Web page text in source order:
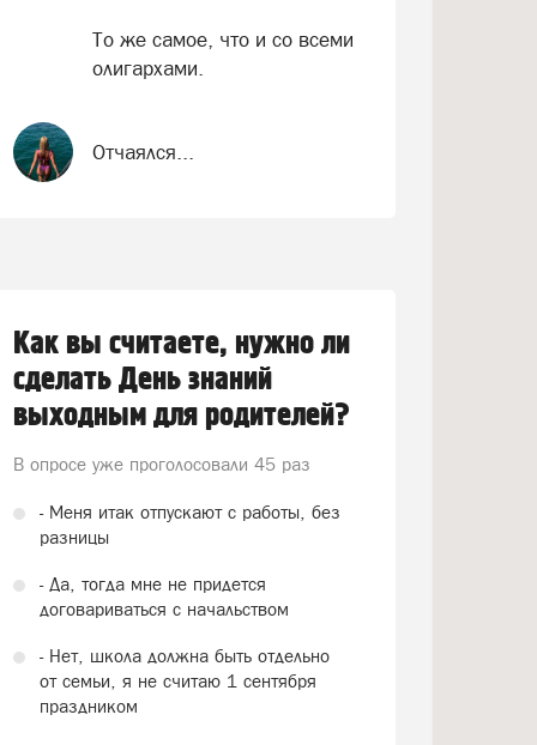
То же самое, что и со всеми
олигархами.
Отчаялся...
Как вы считаете, нужно ли
сделать День знаний
выходным для родителей?
В опросе уже проголосовали 45 раз
- Меня итак отпускают с работы, без
разницы
- Да, тогда мне не придется
договариваться с начальством
- Нет, школа должна быть отдельно
от семьи, я не считаю 1 сентября
праздником